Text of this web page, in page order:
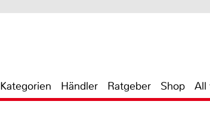
Kategorien Händler Ratgeber Shop All